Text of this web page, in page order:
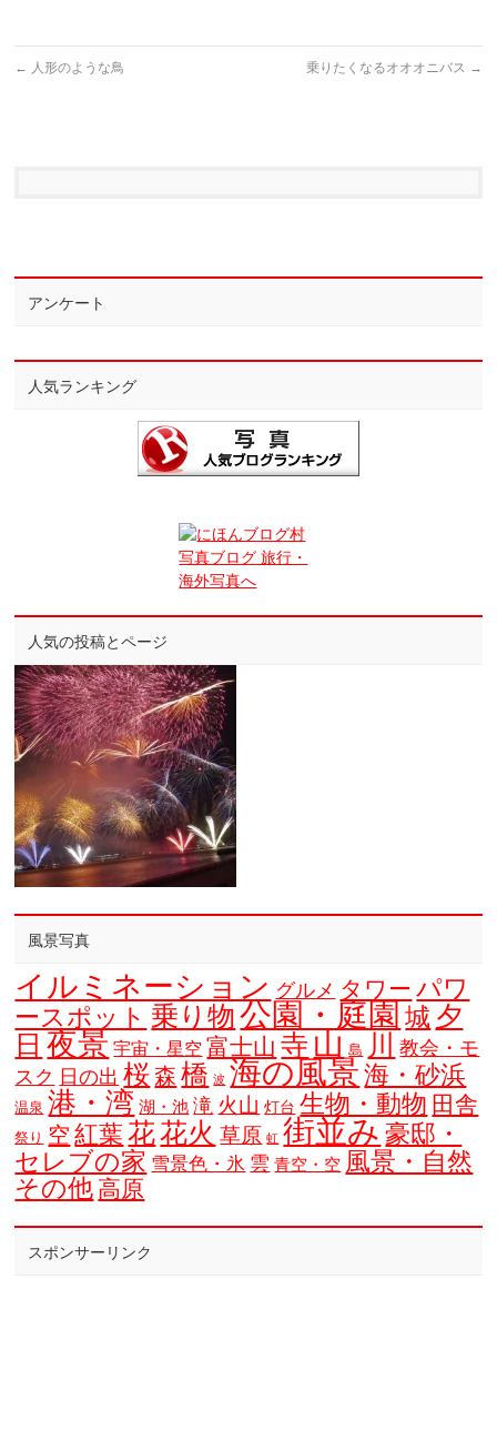
← 人形のような鳥 乗りたくなるオオオニバス →
アンケート
人気ランキング
人気の投稿とページ
風景写真
イルミネーション グルメ タワー パワ
ースポット 乗り物 公園・庭園 城 夕
日 夜景 宇宙・星空 富士山 寺 山 島 川
教会・モ
スク 日の出 桜 森 橋 波 海の風景 海・砂浜
温泉 港・湾 湖・池 滝 火山 灯台 生物・動物 田舎
祭り 空 紅葉 花花火 草原 虹 街並み 豪邸・
セレブの家 雪景色・氷 雲 青空・空 風景・自然
その他 高原
スポンサーリンク